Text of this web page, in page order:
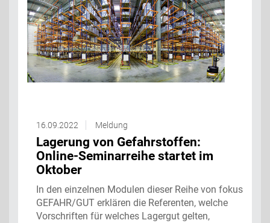
16.09.2022 Meldung
Lagerung von Gefahrstoffen:
Online-Seminarreihe startet im
Oktober
In den einzelnen Modulen dieser Reihe von fokus
GEFAHR/GUT erklären die Referenten, welche
Vorschriften für welches Lagergut gelten,